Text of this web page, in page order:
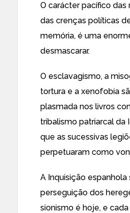
O carácter pacífico
das crenças políticas
memória, é uma
desmascarar.
O esclavagismo, a
tortura e a xenofobia
plasmada nos livros
tribalismo patriarcal da
que as sucessivas
perpetuaram como
A Inquisição
perseguição dos
sionismo é hoje, e